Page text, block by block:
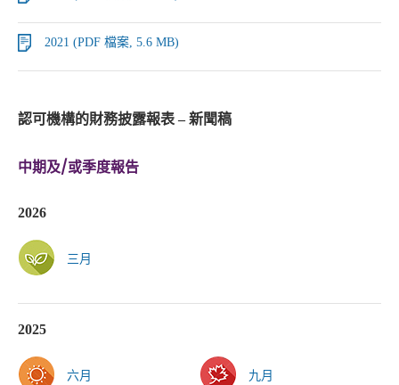
2021 (PDF 檔案, 5.6 MB)
認可機構的財務披露報表 – 新聞稿
中期及/或季度報告
2026
三月
2025
六月 九月